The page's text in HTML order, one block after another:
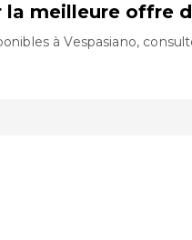
meilleure offre
à Vespasiano,